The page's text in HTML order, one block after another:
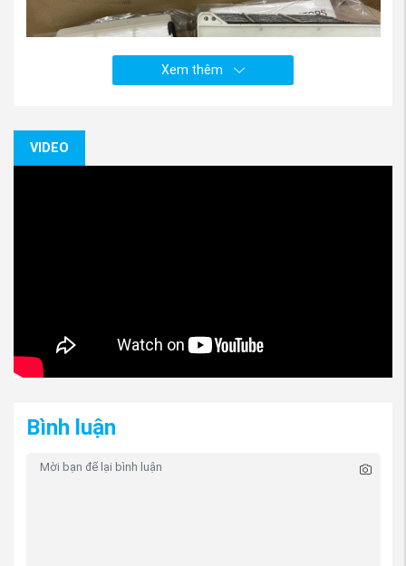
Hệ thống lọc gió điều hòa ô tô có tác dụng làm
sạch không khí, mang lại cảm giác dễ chịu cho
sau:
- Không nên lấy gió ngoài khi lái xe trên đoạn
Xem thêm
VIDEO
Bình luận